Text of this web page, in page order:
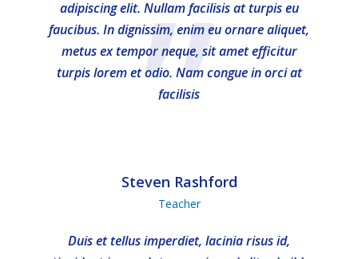
”
adipiscing elit. Nullam facilisis at turpis eu
faucibus. In dignissim, enim eu ornare aliquet,
metus ex tempor neque, sit amet efficitur
turpis lorem et odio. Nam congue in orci at
facilisis
Steven Rashford
Teacher
Duis et tellus imperdiet, lacinia risus id,